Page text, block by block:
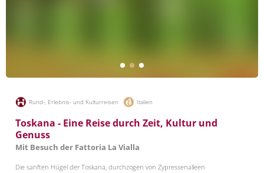
Rund-, Erlebnis- und Kulturreisen Italien
Toskana - Eine Reise durch Zeit, Kultur und
Genuss
Mit Besuch der Fattoria La Vialla
Die sanften Hügel der Toskana, durchzogen von Zypressenalleen